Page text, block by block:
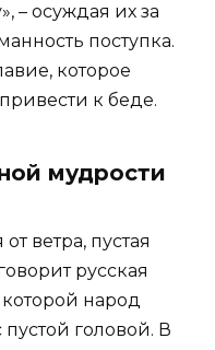
– осуждая их за
поступка.
которое
к беде.
мудрости
ветра, пустая
русская
народ
головой. В